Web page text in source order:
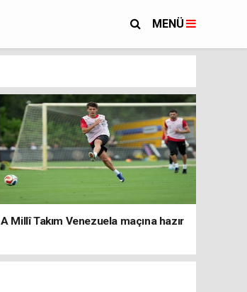
MENÜ
A Millî Takım Venezuela maçına hazır